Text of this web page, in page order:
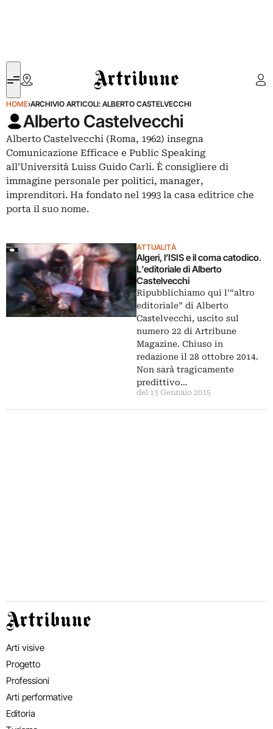
Artribune
HOME›ARCHIVIO ARTICOLI: ALBERTO CASTELVECCHI
Alberto Castelvecchi
Alberto Castelvecchi (Roma, 1962) insegna
Comunicazione Efficace e Public Speaking
all’Università Luiss Guido Carli. È consigliere di
immagine personale per politici, manager,
imprenditori. Ha fondato nel 1993 la casa editrice che
porta il suo nome.
ATTUALITÀ
Algeri, l’ISIS e il coma catodico.
L’editoriale di Alberto
Castelvecchi
Ripubblichiamo qui l’“altro
editoriale” di Alberto
Castelvecchi, uscito sul
numero 22 di Artribune
Magazine. Chiuso in
redazione il 28 ottobre 2014.
Non sarà tragicamente
predittivo…
del 13 Gennaio 2015
Artribune
Arti visive
Progetto
Professioni
Arti performative
Editoria